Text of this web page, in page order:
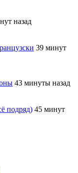
назад
39 минут
43 минуты назад
подряд) 45 минут